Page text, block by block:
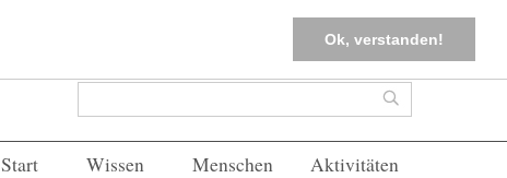
Ok, verstanden!
FAQs Einloggen
Suchformular Suche
Start Wissen Menschen Aktivitäten